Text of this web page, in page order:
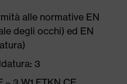
alle normative EN
degli occhi) ed EN
3